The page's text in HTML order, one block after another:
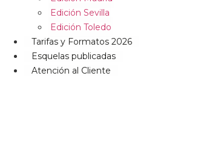
Edición Sevilla
Edición Toledo
Tarifas y Formatos 2026
Esquelas publicadas
Atención al Cliente